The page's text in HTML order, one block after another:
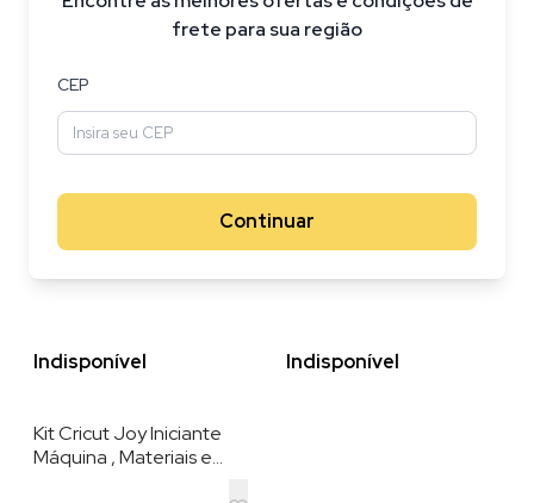
frete para sua região
CEP
Continuar
Indisponível Indisponível
Kit Cricut Joy Iniciante
Máquina , Materiais e